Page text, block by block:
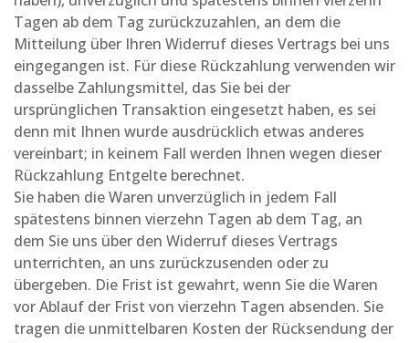
Tagen ab dem Tag zurückzuzahlen, an dem die
Mitteilung über Ihren Widerruf dieses Vertrags bei uns
eingegangen ist. Für diese Rückzahlung verwenden wir
dasselbe Zahlungsmittel, das Sie bei der
ursprünglichen Transaktion eingesetzt haben, es sei
denn mit Ihnen wurde ausdrücklich etwas anderes
vereinbart; in keinem Fall werden Ihnen wegen dieser
Rückzahlung Entgelte berechnet.
Sie haben die Waren unverzüglich in jedem Fall
spätestens binnen vierzehn Tagen ab dem Tag, an
dem Sie uns über den Widerruf dieses Vertrags
unterrichten, an uns zurückzusenden oder zu
übergeben. Die Frist ist gewahrt, wenn Sie die Waren
vor Ablauf der Frist von vierzehn Tagen absenden. Sie
tragen die unmittelbaren Kosten der Rücksendung der